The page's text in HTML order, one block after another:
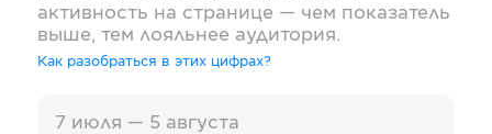
активность на странице — чем показатель
выше, тем лояльнее аудитория.
Как разобраться в этих цифрах?
7 июля — 5 августа